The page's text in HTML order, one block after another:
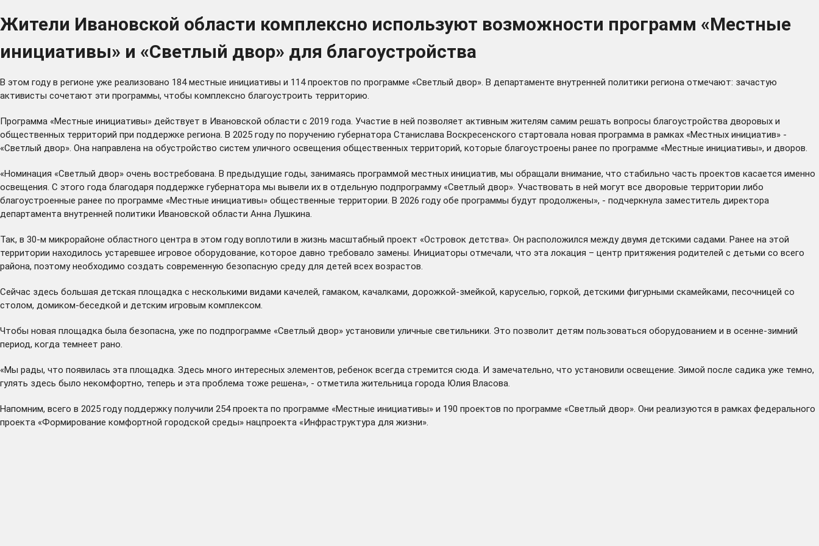
Жители Ивановской области комплексно используют возможности программ «Местные
инициативы» и «Светлый двор» для благоустройства
В этом году в регионе уже реализовано 184 местные инициативы и 114 проектов по программе «Светлый двор». В департаменте внутренней политики региона отмечают: зачастую
активисты сочетают эти программы, чтобы комплексно благоустроить территорию.
Программа «Местные инициативы» действует в Ивановской области с 2019 года. Участие в ней позволяет активным жителям самим решать вопросы благоустройства дворовых и
общественных территорий при поддержке региона. В 2025 году по поручению губернатора Станислава Воскресенского стартовала новая программа в рамках «Местных инициатив» -
«Светлый двор». Она направлена на обустройство систем уличного освещения общественных территорий, которые благоустроены ранее по программе «Местные инициативы», и дворов.
«Номинация «Светлый двор» очень востребована. В предыдущие годы, занимаясь программой местных инициатив, мы обращали внимание, что стабильно часть проектов касается именно
освещения. С этого года благодаря поддержке губернатора мы вывели их в отдельную подпрограмму «Светлый двор». Участвовать в ней могут все дворовые территории либо
благоустроенные ранее по программе «Местные инициативы» общественные территории. В 2026 году обе программы будут продолжены», - подчеркнула заместитель директора
департамента внутренней политики Ивановской области Анна Лушкина.
Так, в 30-м микрорайоне областного центра в этом году воплотили в жизнь масштабный проект «Островок детства». Он расположился между двумя детскими садами. Ранее на этой
территории находилось устаревшее игровое оборудование, которое давно требовало замены. Инициаторы отмечали, что эта локация – центр притяжения родителей с детьми со всего
района, поэтому необходимо создать современную безопасную среду для детей всех возрастов.
Сейчас здесь большая детская площадка с несколькими видами качелей, гамаком, качалками, дорожкой-змейкой, каруселью, горкой, детскими фигурными скамейками, песочницей со
столом, домиком-беседкой и детским игровым комплексом.
Чтобы новая площадка была безопасна, уже по подпрограмме «Светлый двор» установили уличные светильники. Это позволит детям пользоваться оборудованием и в осенне-зимний
период, когда темнеет рано.
«Мы рады, что появилась эта площадка. Здесь много интересных элементов, ребенок всегда стремится сюда. И замечательно, что установили освещение. Зимой после садика уже темно,
гулять здесь было некомфортно, теперь и эта проблема тоже решена», - отметила жительница города Юлия Власова.
Напомним, всего в 2025 году поддержку получили 254 проекта по программе «Местные инициативы» и 190 проектов по программе «Светлый двор». Они реализуются в рамках федерального
проекта «Формирование комфортной городской среды» нацпроекта «Инфраструктура для жизни».